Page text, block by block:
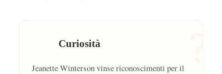
Curiosità
Jeanette Winterson vinse riconoscimenti per il